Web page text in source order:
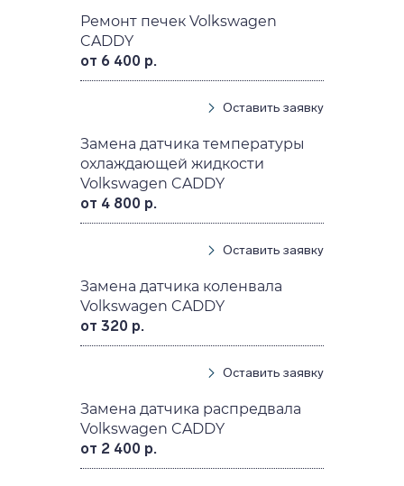
Ремонт печек Volkswagen
CADDY
от 6 400 р.
Оставить заявку
Замена датчика температуры
охлаждающей жидкости
Volkswagen CADDY
от 4 800 р.
Оставить заявку
Замена датчика коленвала
Volkswagen CADDY
от 320 р.
Оставить заявку
Замена датчика распредвала
Volkswagen CADDY
от 2 400 р.